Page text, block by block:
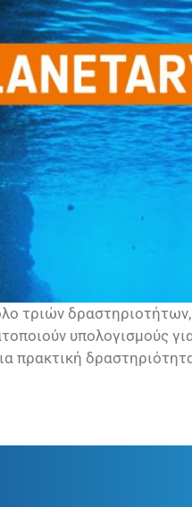
τριών
υπολογισμούς
πρακτική